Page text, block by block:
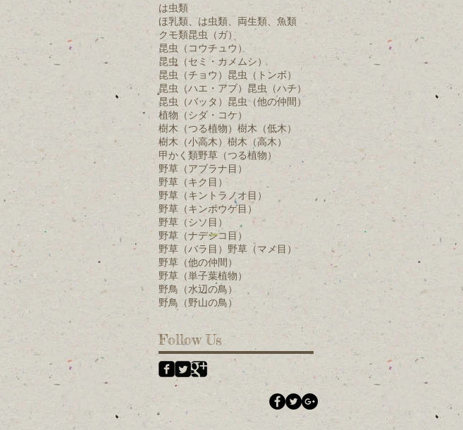
は虫類
ほ乳類、は虫類、両生類、魚類
クモ類昆虫（ガ）
昆虫（コウチュウ）
昆虫（セミ・カメムシ）
昆虫（チョウ） 昆虫（トンボ）
昆虫（ハエ・アブ） 昆虫（ハチ）
昆虫（バッタ） 昆虫（他の仲間）
植物（シダ・コケ）
樹木（つる植物） 樹木（低木）
樹木（小高木） 樹木（高木）
甲かく類野草（つる植物）
野草（アブラナ目）
野草（キク目）
野草（キントラノオ目）
野草（キンポウゲ目）
野草（シソ目）
野草（ナデシコ目）
野草（バラ目） 野草（マメ目）
野草（他の仲間）
野草（単子葉植物）
野鳥（水辺の鳥）
野鳥（野山の鳥）
Follow Us